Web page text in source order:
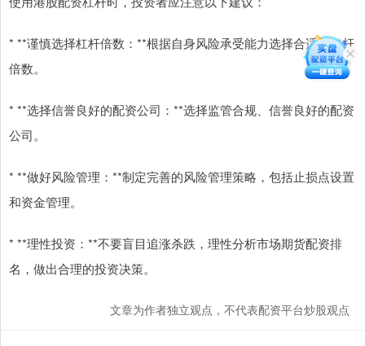
* **谨慎选择杠杆倍数：**根据自身风险承受能力选择合适的杠杆
倍数。
* **选择信誉良好的配资公司：**选择监管合规、信誉良好的配资
公司。
* **做好风险管理：**制定完善的风险管理策略，包括止损点设置
和资金管理。
* **理性投资：**不要盲目追涨杀跌，理性分析市场期货配资排
名，做出合理的投资决策。
文章为作者独立观点，不代表配资平台炒股观点